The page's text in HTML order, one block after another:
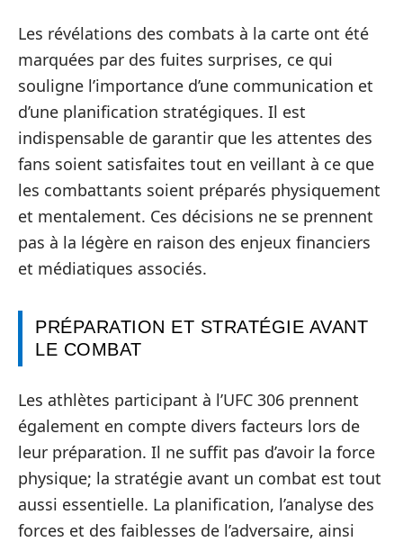
Les révélations des combats à la carte ont été
marquées par des fuites surprises, ce qui
souligne l’importance d’une communication et
d’une planification stratégiques. Il est
indispensable de garantir que les attentes des
fans soient satisfaites tout en veillant à ce que
les combattants soient préparés physiquement
et mentalement. Ces décisions ne se prennent
pas à la légère en raison des enjeux financiers
et médiatiques associés.
PRÉPARATION ET STRATÉGIE AVANT
LE COMBAT
Les athlètes participant à l’UFC 306 prennent
également en compte divers facteurs lors de
leur préparation. Il ne suffit pas d’avoir la force
physique; la stratégie avant un combat est tout
aussi essentielle. La planification, l’analyse des
forces et des faiblesses de l’adversaire, ainsi